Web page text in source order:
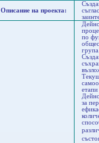
Описание на проекта:
по
за